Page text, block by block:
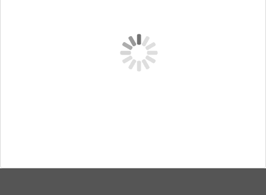
262 руб.